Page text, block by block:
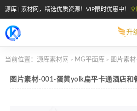
源库 | 素材网，精选优质资源！VIP限时优惠中！
升
当前位置： 源库素材网 > MG平面库 > 图片素材-
图片素材-001-蛋黄yolk扁平卡通酒店和